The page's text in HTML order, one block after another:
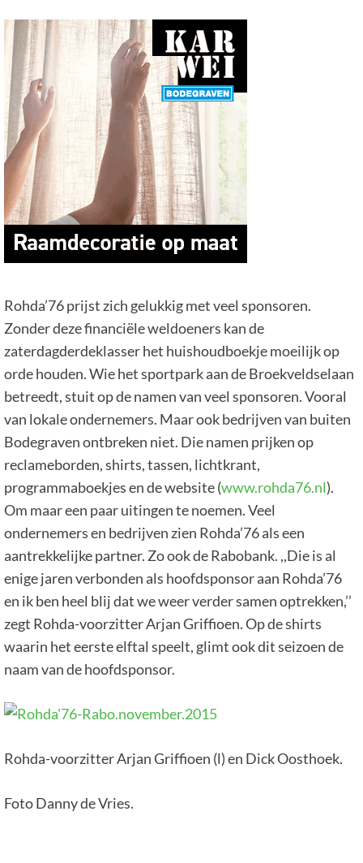
Rohda’76 prijst zich gelukkig met veel sponsoren.
Zonder deze financiële weldoeners kan de
zaterdagderdeklasser het huishoudboekje moeilijk op
orde houden. Wie het sportpark aan de Broekveldselaan
betreedt, stuit op de namen van veel sponsoren. Vooral
van lokale ondernemers. Maar ook bedrijven van buiten
Bodegraven ontbreken niet. Die namen prijken op
reclameborden, shirts, tassen, lichtkrant,
programmaboekjes en de website (www.rohda76.nl).
Om maar een paar uitingen te noemen. Veel
ondernemers en bedrijven zien Rohda’76 als een
aantrekkelijke partner. Zo ook de Rabobank. ,,Die is al
enige jaren verbonden als hoofdsponsor aan Rohda’76
en ik ben heel blij dat we weer verder samen optrekken,’’
zegt Rohda-voorzitter Arjan Griffioen. Op de shirts
waarin het eerste elftal speelt, glimt ook dit seizoen de
naam van de hoofdsponsor.
Rohda-voorzitter Arjan Griffioen (l) en Dick Oosthoek.
Foto Danny de Vries.